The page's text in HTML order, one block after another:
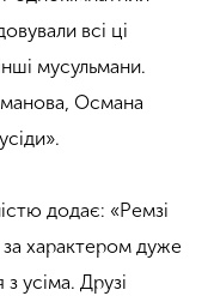
всі ці
мусульмани.
Османа
додає: «Ремзі
характером дуже
усіма. Друзі